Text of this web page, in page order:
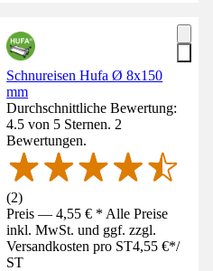
Schnureisen Hufa Ø 8x150
mm
Durchschnittliche Bewertung:
4.5 von 5 Sternen. 2
Bewertungen.
(2)
Preis — 4,55 € * Alle Preise
inkl. MwSt. und ggf. zzgl.
Versandkosten pro ST4,55 €*/
ST